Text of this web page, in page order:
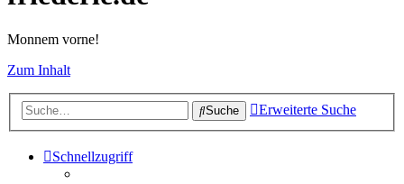
Monnem vorne!
Zum Inhalt
Suche Erweiterte Suche
Schnellzugriff